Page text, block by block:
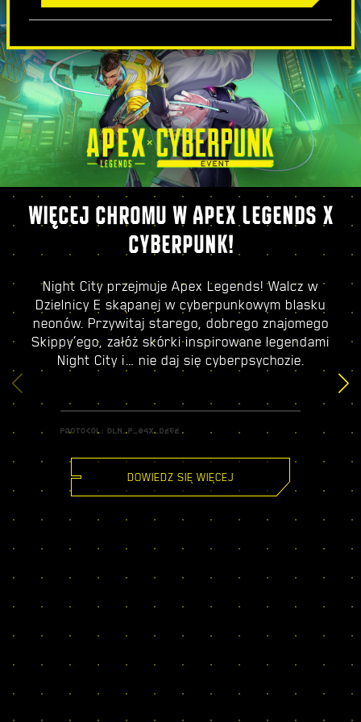
WIĘCEJ CHROMU W APEX LEGENDS X
CYBERPUNK!
Night City przejmuje Apex Legends! Walcz w
Dzielnicy E skąpanej w cyberpunkowym blasku
neonów. Przywitaj starego, dobrego znajomego
Skippy’ego, załóż skórki inspirowane legendami
Night City i… nie daj się cyberpsychozie.
DOWIEDZ SIĘ WIĘCEJ